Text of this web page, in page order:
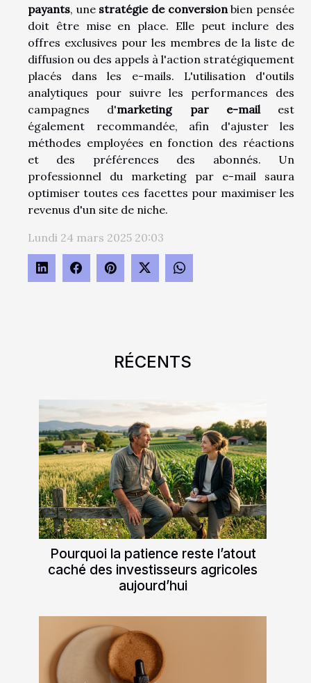
RÉCENTS
Pourquoi la patience reste l’atout
caché des investisseurs agricoles
aujourd’hui
payants, une stratégie de conversionbien pensée
doit être mise en place. Elle peut inclure des
offres exclusives pour les membres de la liste de
diffusion ou des appels à l'action stratégiquement
placés dans les e-mails. L'utilisation d'outils
analytiques pour suivre les performances des
campagnes d'marketing par e-mailest
également recommandée, afin d'ajuster les
méthodes employées en fonction des réactions
et des préférences des abonnés. Un
professionnel du marketing par e-mail saura
optimiser toutes ces facettes pour maximiser les
revenus d'un site de niche.
Lundi 24 mars 2025 20:03